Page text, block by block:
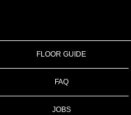
FLOOR GUIDE
FAQ
JOBS